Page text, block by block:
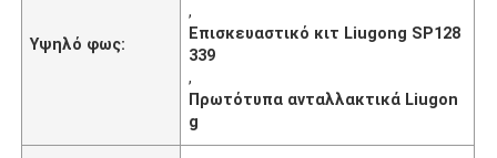
Υψηλό φως:
,
Επισκευαστικό κιτ Liugong SP128
339
,
Πρωτότυπα ανταλλακτικά Liugon
g